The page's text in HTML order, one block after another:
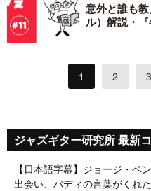
意外と誰も
ル）解説・
1 2 3
ジャズギター研究所 最新
【日本語字幕】ジョージ・ベ
出会い、バディの言葉がくれ